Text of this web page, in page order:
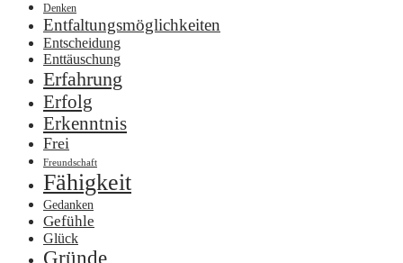
Denken
Entfaltungsmöglichkeiten
Entscheidung
Enttäuschung
Erfahrung
Erfolg
Erkenntnis
Frei
Freundschaft
Fähigkeit
Gedanken
Gefühle
Glück
Gründe